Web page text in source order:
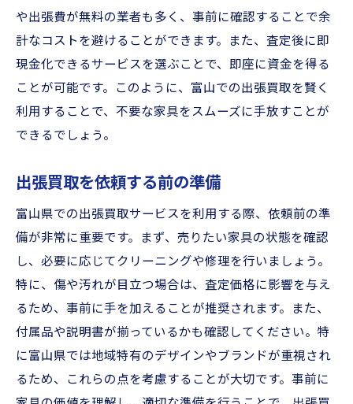
や出張費が無料の業者も多く、事前に確認することで余
計なコストを避けることができます。また、査定後に即
現金化できるサービスを選ぶことで、即座に資金を得る
ことが可能です。このように、富山での出張買取を賢く
利用することで、不要な家具をスムーズに手放すことが
できるでしょう。
出張買取を依頼する前の準備
富山県での出張買取サービスを利用する際、依頼前の準
備が非常に重要です。まず、売りたい家具の状態を確認
し、必要に応じてクリーニングや修理を行いましょう。
特に、傷や汚れが目立つ場合は、査定価格に影響を与え
るため、事前に手を加えることが推奨されます。また、
付属品や説明書が揃っているかも確認してください。特
に富山県では地域特有のデザインやブランドが重視され
るため、これらの点を考慮することが大切です。事前に